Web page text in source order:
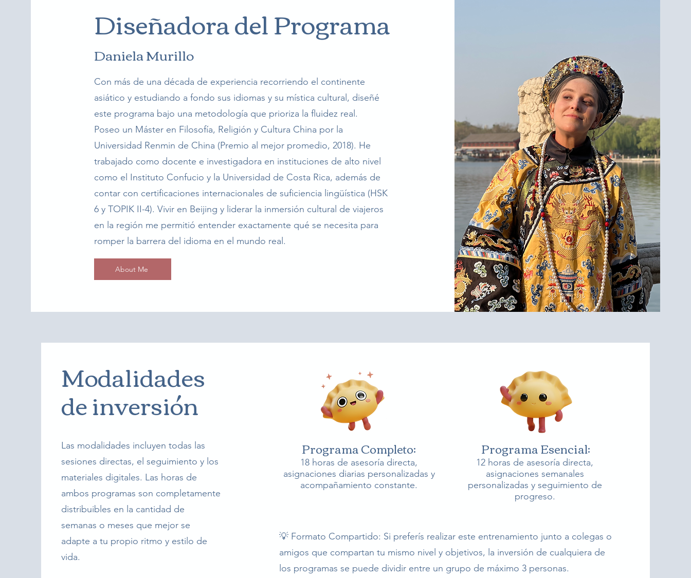
Diseñadora del Programa
Daniela Murillo
Con más de una década de experiencia recorriendo el continente
asiático y estudiando a fondo sus idiomas y su mística cultural, diseñé
este programa bajo una metodología que prioriza la fluidez real.
Poseo un Máster en Filosofía, Religión y Cultura China por la
Universidad Renmin de China (Premio al mejor promedio, 2018). He
trabajado como docente e investigadora en instituciones de alto nivel
como el Instituto Confucio y la Universidad de Costa Rica, además de
contar con certificaciones internacionales de suficiencia lingüística (HSK
6 y TOPIK II-4). Vivir en Beijing y liderar la inmersión cultural de viajeros
en la región me permitió entender exactamente qué se necesita para
romper la barrera del idioma en el mundo real.
About Me
Modalidades
de inversión
Las modalidades incluyen todas las
sesiones directas, el seguimiento y los
materiales digitales. Las horas de
ambos programas son completamente
distribuibles en la cantidad de
semanas o meses que mejor se
adapte a tu propio ritmo y estilo de
vida.
Programa Completo:
18 horas de asesoría directa,
asignaciones diarias personalizadas y
acompañamiento constante.
Programa Esencial:
12 horas de asesoría directa,
asignaciones semanales
personalizadas y seguimiento de
progreso.
💡 Formato Compartido: Si preferís realizar este entrenamiento junto a colegas o
amigos que compartan tu mismo nivel y objetivos, la inversión de cualquiera de
los programas se puede dividir entre un grupo de máximo 3 personas.